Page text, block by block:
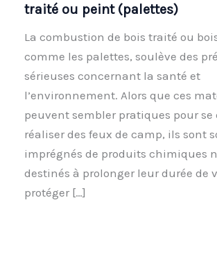
traité ou peint (palettes)
La combustion de bois traité ou
comme les palettes, soulève des
sérieuses concernant la santé et
l’environnement. Alors que ces
peuvent sembler pratiques pour se
réaliser des feux de camp, ils sont
imprégnés de produits chimiques
destinés à prolonger leur durée de
protéger […]